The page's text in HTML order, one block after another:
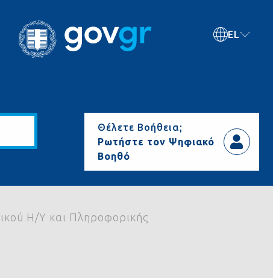
EL
Θέλετε Βοήθεια;
Ρωτήστε τον Ψηφιακό
Βοηθό
Η/Υ και Πληροφορικής